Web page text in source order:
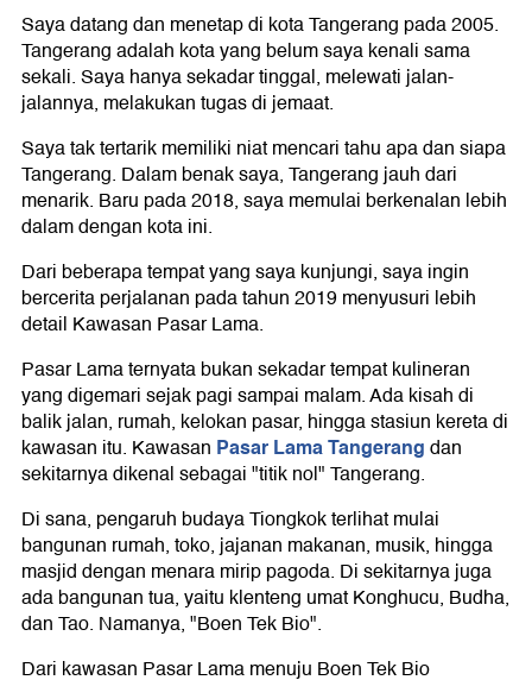
Saya datang dan menetap di kota Tangerang pada 2005.
Tangerang adalah kota yang belum saya kenali sama
sekali. Saya hanya sekadar tinggal, melewati jalan-
jalannya, melakukan tugas di jemaat.
Saya tak tertarik memiliki niat mencari tahu apa dan siapa
Tangerang. Dalam benak saya, Tangerang jauh dari
menarik. Baru pada 2018, saya memulai berkenalan lebih
dalam dengan kota ini.
Dari beberapa tempat yang saya kunjungi, saya ingin
bercerita perjalanan pada tahun 2019 menyusuri lebih
detail Kawasan Pasar Lama.
Pasar Lama ternyata bukan sekadar tempat kulineran
yang digemari sejak pagi sampai malam. Ada kisah di
balik jalan, rumah, kelokan pasar, hingga stasiun kereta di
kawasan itu. Kawasan Pasar Lama Tangerangdan
sekitarnya dikenal sebagai "titik nol" Tangerang.
Di sana, pengaruh budaya Tiongkok terlihat mulai
bangunan rumah, toko, jajanan makanan, musik, hingga
masjid dengan menara mirip pagoda. Di sekitarnya juga
ada bangunan tua, yaitu klenteng umat Konghucu, Budha,
dan Tao. Namanya, "Boen Tek Bio".
Dari kawasan Pasar Lama menuju Boen Tek Bio